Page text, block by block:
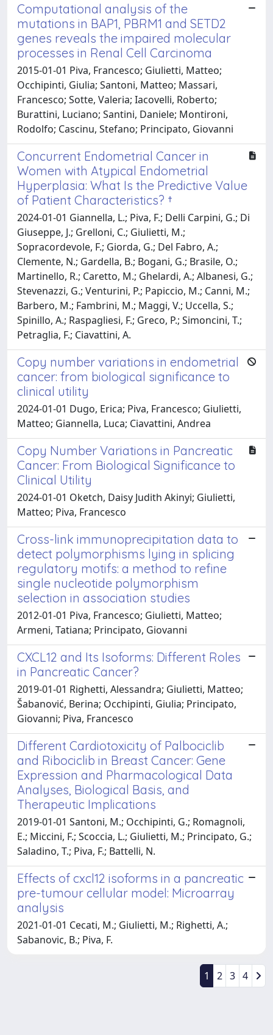
Computational analysis of the
mutations in BAP1, PBRM1 and SETD2
genes reveals the impaired molecular
processes in Renal Cell Carcinoma
2015-01-01 Piva, Francesco; Giulietti, Matteo;
Occhipinti, Giulia; Santoni, Matteo; Massari,
Francesco; Sotte, Valeria; Iacovelli, Roberto;
Burattini, Luciano; Santini, Daniele; Montironi,
Rodolfo; Cascinu, Stefano; Principato, Giovanni
Concurrent Endometrial Cancer in
Women with Atypical Endometrial
Hyperplasia: What Is the Predictive Value
of Patient Characteristics? †
2024-01-01 Giannella, L.; Piva, F.; Delli Carpini, G.; Di
Giuseppe, J.; Grelloni, C.; Giulietti, M.;
Sopracordevole, F.; Giorda, G.; Del Fabro, A.;
Clemente, N.; Gardella, B.; Bogani, G.; Brasile, O.;
Martinello, R.; Caretto, M.; Ghelardi, A.; Albanesi, G.;
Stevenazzi, G.; Venturini, P.; Papiccio, M.; Canni, M.;
Barbero, M.; Fambrini, M.; Maggi, V.; Uccella, S.;
Spinillo, A.; Raspagliesi, F.; Greco, P.; Simoncini, T.;
Petraglia, F.; Ciavattini, A.
Copy number variations in endometrial
cancer: from biological significance to
clinical utility
2024-01-01 Dugo, Erica; Piva, Francesco; Giulietti,
Matteo; Giannella, Luca; Ciavattini, Andrea
Copy Number Variations in Pancreatic
Cancer: From Biological Significance to
Clinical Utility
2024-01-01 Oketch, Daisy Judith Akinyi; Giulietti,
Matteo; Piva, Francesco
Cross-link immunoprecipitation data to
detect polymorphisms lying in splicing
regulatory motifs: a method to refine
single nucleotide polymorphism
selection in association studies
2012-01-01 Piva, Francesco; Giulietti, Matteo;
Armeni, Tatiana; Principato, Giovanni
CXCL12 and Its Isoforms: Different Roles
in Pancreatic Cancer?
2019-01-01 Righetti, Alessandra; Giulietti, Matteo;
Šabanović, Berina; Occhipinti, Giulia; Principato,
Giovanni; Piva, Francesco
Different Cardiotoxicity of Palbociclib
and Ribociclib in Breast Cancer: Gene
Expression and Pharmacological Data
Analyses, Biological Basis, and
Therapeutic Implications
2019-01-01 Santoni, M.; Occhipinti, G.; Romagnoli,
E.; Miccini, F.; Scoccia, L.; Giulietti, M.; Principato, G.;
Saladino, T.; Piva, F.; Battelli, N.
Effects of cxcl12 isoforms in a pancreatic
pre-tumour cellular model: Microarray
analysis
2021-01-01 Cecati, M.; Giulietti, M.; Righetti, A.;
Sabanovic, B.; Piva, F.
1 2 3 4